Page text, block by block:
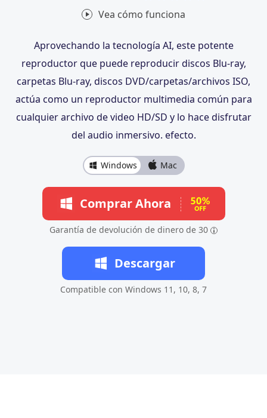
Vea cómo funciona
Aprovechando la tecnología AI, este potente
reproductor que puede reproducir discos Blu-ray,
carpetas Blu-ray, discos DVD/carpetas/archivos ISO,
actúa como un reproductor multimedia común para
cualquier archivo de video HD/SD y lo hace disfrutar
del audio inmersivo. efecto.
Windows Mac
Comprar Ahora
Garantía de devolución de dinero de 30
Descargar
Compatible con Windows 11, 10, 8, 7